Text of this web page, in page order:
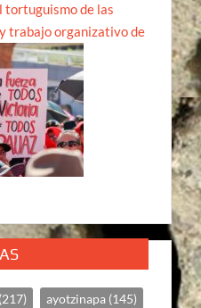
tortuguismo de las
trabajo organizativo de
(217) ayotzinapa (145)